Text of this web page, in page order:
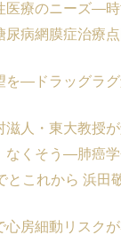
医療のニーズ―
尿病網膜症治療
を―ドラッグラ
人・東大教授
なくそう―肺癌
とこれから 浜田
心房細動リスク